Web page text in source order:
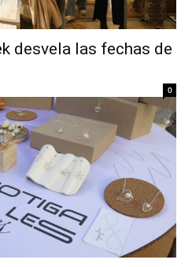
desvela las fechas de
0